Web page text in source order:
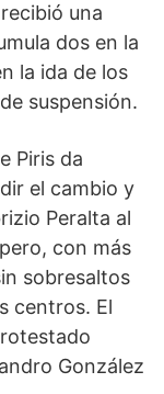
una
dos en la
la ida de los
suspensión.
Piris da
el cambio y
Peralta al
con más
sobresaltos
centros. El
González